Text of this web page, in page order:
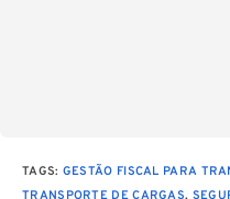
TAGS: GESTÃO FISCAL PARA
TRANSPORTE DE CARGAS,